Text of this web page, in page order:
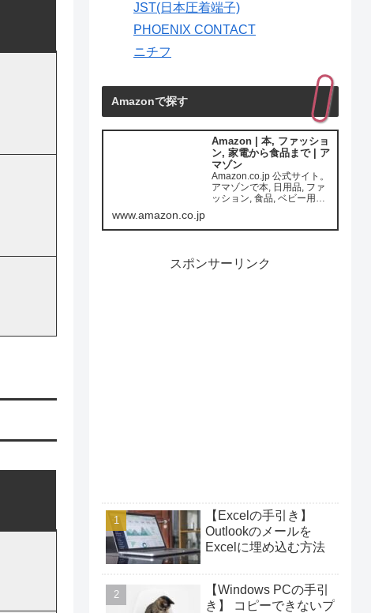
JST(日本圧着端子)
PHOENIX CONTACT
ニチフ
Amazonで探す
Amazon | 本, ファッショ
ン, 家電から食品まで | ア
マゾン
Amazon.co.jp 公式サイト。
アマゾンで本, 日用品, ファ
ッション, 食品, ベビー用品,
送無料(一部を除く)
www.amazon.co.jp
スポンサーリンク
【Excelの手引き】
Outlookのメールを
Excelに埋め込む方法
【Windows PCの手引
き】 コピーできないプ